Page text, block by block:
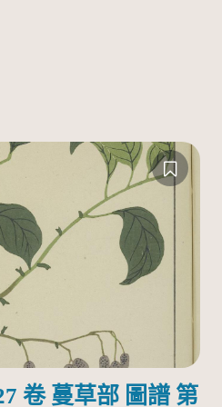
卷 蔓草部 圖譜 第